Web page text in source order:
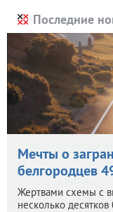
Последние
Мечты о
белгородцев
Жертвами схемы с
несколько